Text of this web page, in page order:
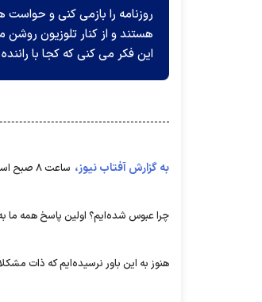
روزنامه را بازمی کنی و
هستند و از کنار تلوزیون
این فکر می کنی که کجا با
به گزارش آفتاب نیوز، ساعت ۸ صبح است اما قیافه‌ها ساعت ۱۱ شب را به تو نشان می‌دهند و انگار همه دسته‌جمعی از صفحه حوادث روزنامه بیرون آمده‌اند.
چرا عبوس شده‌ایم؟ اولین پاسخ همه ما
هنوز به این باور نرسیده‌ایم که ذات